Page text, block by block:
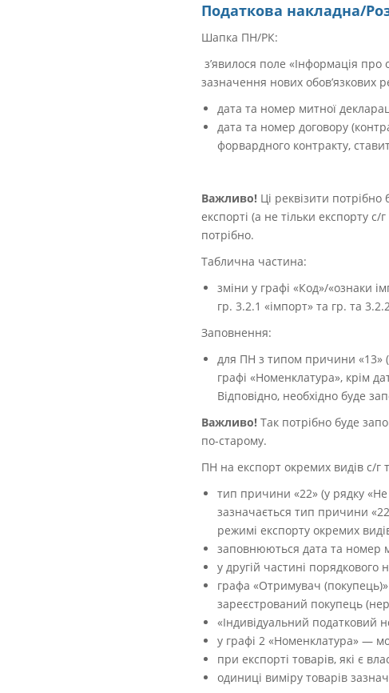
Податкова накладна/
Шапка ПН/РК:
з’явилося поле «Інформація
зазначення нових обов’язкових
дата та номер митної
дата та номер договору
форвардного контракту,
Важливо! Ці реквізити
експорті (а не тільки експорту
потрібно.
Таблична частина:
зміни у графі «Код»/«ознаки
гр. 3.2.1 «імпорт» та гр. та
Заповнення:
для ПН з типом причини «13»
графі «Номенклатура», крім
Відповідно, необхідно буде
Важливо! Так потрібно буде
по-старому.
ПН на експорт окремих видів с/г
тип причини «22» (у рядку
зазначається тип причини
режимі експорту окремих
заповнюються дата та номер
у другій частині
графа «Отримувач
зареєстрований покупець
«Індивідуальний податковий
у графі 2 «Номенклатура» —
при експорті товарів, які є
одиниці виміру товарів